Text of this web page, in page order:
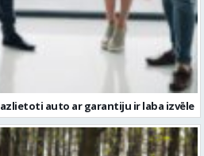
auto ar garantiju ir laba izvēle